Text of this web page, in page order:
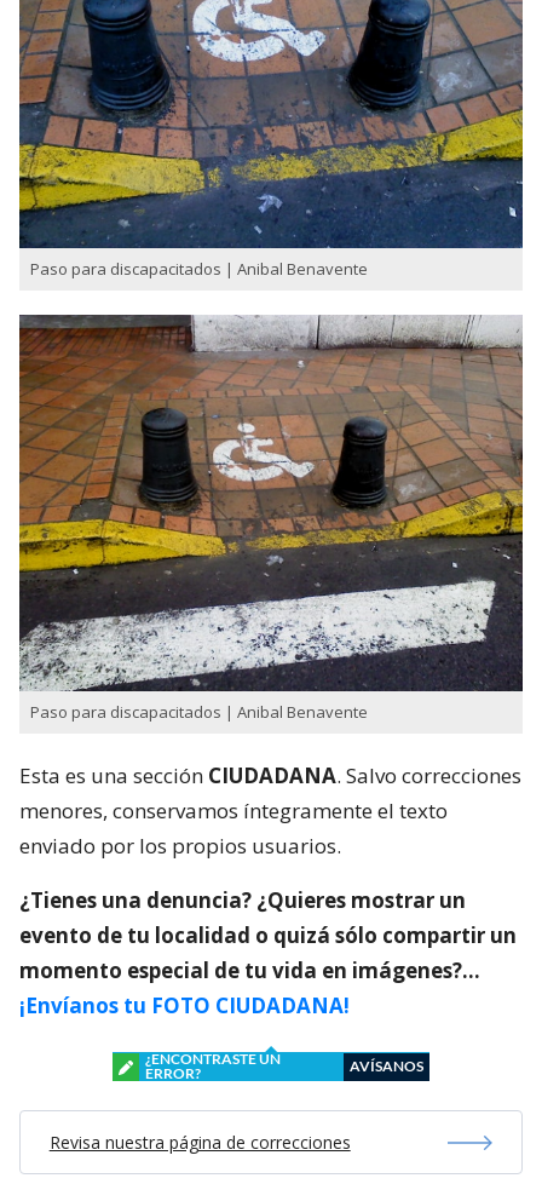
Paso para discapacitados | Anibal Benavente
Paso para discapacitados | Anibal Benavente
Esta es una sección CIUDADANA. Salvo correcciones
menores, conservamos íntegramente el texto
enviado por los propios usuarios.
¿Tienes una denuncia? ¿Quieres mostrar un
evento de tu localidad o quizá sólo compartir un
momento especial de tu vida en imágenes?…
¡Envíanos tu FOTO CIUDADANA!
¿ENCONTRASTE UN
ERROR?
AVÍSANOS
Revisa nuestra página de correcciones